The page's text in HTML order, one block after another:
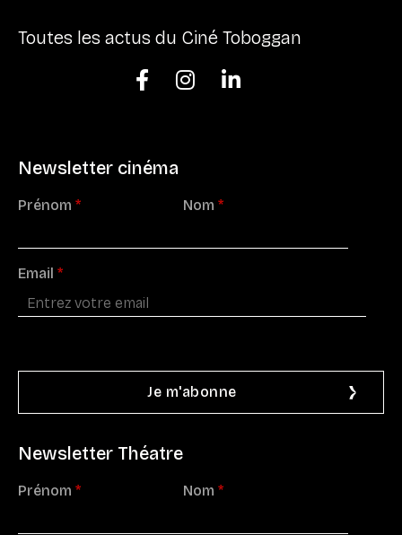
Toutes les actus du Ciné Toboggan

 
Newsletter cinéma
Prénom * Nom *
Email *
Newsletter Théatre
Prénom * Nom *